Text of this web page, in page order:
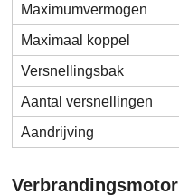
Maximumvermogen
Maximaal koppel
Versnellingsbak
Aantal versnellingen
Aandrijving
Verbrandingsmotor